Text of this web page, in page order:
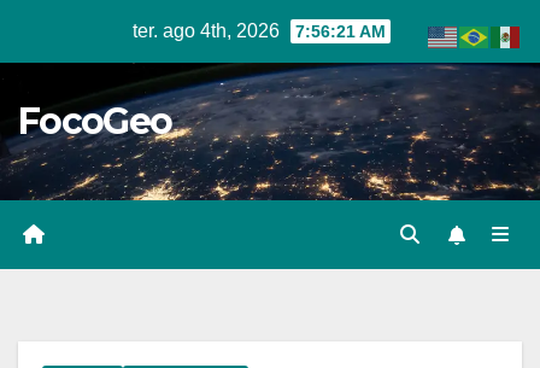
ter. ago 4th, 2026 7:56:22 AM
FocoGeo